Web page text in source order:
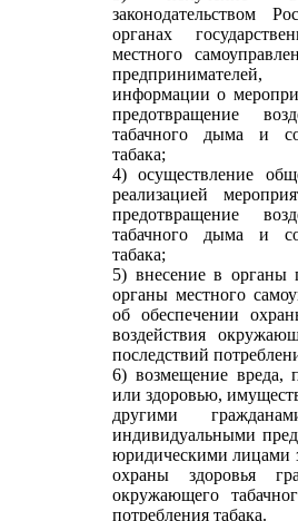
законодательством
органах
местного
информации о
предотвращение
табачного дыма и
табака;
4) осуществление
реализацией
предотвращение
табачного дыма и
табака;
5) внесение в органы
органы местного
об обеспечении
воздействия
последствий
6) возмещение вреда,
или здоровью,
другими
индивидуальными
юридическими лицами
охраны здоровья
окружающего
потребления табака.